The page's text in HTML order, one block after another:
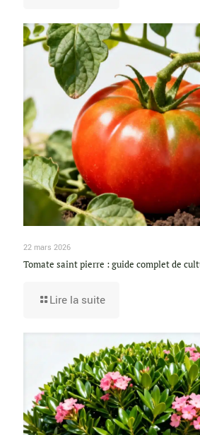
22 mars 2026
Tomate saint pierre : guide complet de
Lire la suite